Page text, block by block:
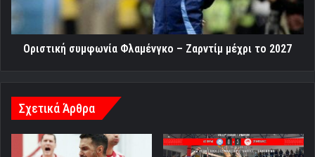
το
Οριστική συμφωνία Φλαμένγκο – Ζαρντίμ μέχρι το 2027
Σχετικά Άρθρα